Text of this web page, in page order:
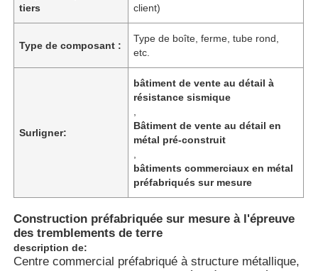
Produits
Vidéos
tiers
client)
Type de composant :
Type de boîte, ferme, tube rond,
etc.
Surligner:
bâtiment de vente au détail à
résistance sismique
Bâtiment de vente au détail en
métal pré-construit
bâtiments commerciaux en métal
préfabriqués sur mesure
Construction préfabriquée sur mesure à l'épreuve
des tremblements de terre
description de:
Centre commercial préfabriqué à structure métallique,